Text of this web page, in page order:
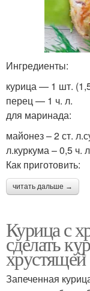
Ингредиенты:
курица — 1 шт.
перец — 1 ч. л.
для маринада:
майонез – 2 ст.
л.куркума – 0,5 ч.
Как приготовить:
читать дальше →
Курица с
сделать
хрустящей
Запеченная